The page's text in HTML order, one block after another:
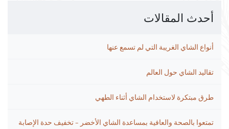
أحدث المقالات
أنواع الشاي الغريبة التي لم تسمع عنها
تقاليد الشاي حول العالم
طرق مبتكرة لاستخدام الشاي أثناء الطهي
تمتعوا بالصحة والعافية بمساعدة الشاي الأخضر – تخفيف حدة الإصابة